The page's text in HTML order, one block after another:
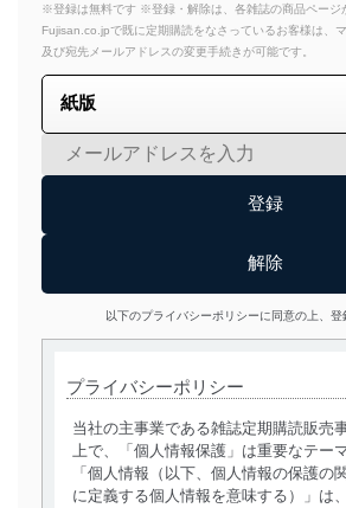
※登録は無料です ※登録・解除は、各雑誌の商品ページ
Fujisan.co.jpで既に定期購読をなさっているお客様は、
及び宛先メールアドレスの変更手続きが可能です。
以下のプライバシーポリシーに同意の上、登
プライバシーポリシー
当社の主事業である雑誌定期購読販売
上で、「個人情報保護」は重要なテー
「個人情報（以下、個人情報の保護の
に定義する個人情報を意味する）」は